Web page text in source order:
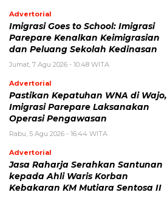
Advertorial
Imigrasi Goes to School: Imigrasi
Parepare Kenalkan Keimigrasian
dan Peluang Sekolah Kedinasan
Jumat, 7 Agu 2026 - 10:48 WITA
Advertorial
Pastikan Kepatuhan WNA di Wajo,
Imigrasi Parepare Laksanakan
Operasi Pengawasan
Rabu, 5 Agu 2026 - 16:44 WITA
Advertorial
Jasa Raharja Serahkan Santunan
kepada Ahli Waris Korban
Kebakaran KM Mutiara Sentosa II